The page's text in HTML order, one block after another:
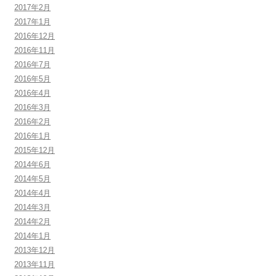
2017年2月
2017年1月
2016年12月
2016年11月
2016年7月
2016年5月
2016年4月
2016年3月
2016年2月
2016年1月
2015年12月
2014年6月
2014年5月
2014年4月
2014年3月
2014年2月
2014年1月
2013年12月
2013年11月